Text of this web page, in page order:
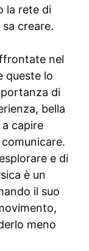
la rete di
creare.
nel
queste lo
di
bella
capire
e di
è un
il suo
meno